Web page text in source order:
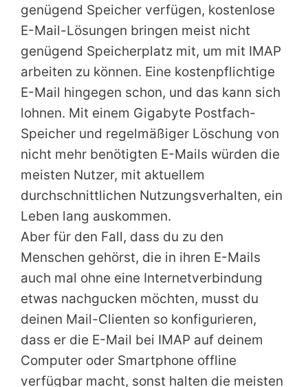
genügend Speicher verfügen, kostenlose
E-Mail-Lösungen bringen meist nicht
genügend Speicherplatz mit, um mit IMAP
arbeiten zu können. Eine kostenpflichtige
E-Mail hingegen schon, und das kann sich
lohnen. Mit einem Gigabyte Postfach-
Speicher und regelmäßiger Löschung von
nicht mehr benötigten E-Mails würden die
meisten Nutzer, mit aktuellem
durchschnittlichen Nutzungsverhalten, ein
Leben lang auskommen.
Aber für den Fall, dass du zu den
Menschen gehörst, die in ihren E-Mails
auch mal ohne eine Internetverbindung
etwas nachgucken möchten, musst du
deinen Mail-Clienten so konfigurieren,
dass er die E-Mail bei IMAP auf deinem
Computer oder Smartphone offline
verfügbar macht, sonst halten die meisten